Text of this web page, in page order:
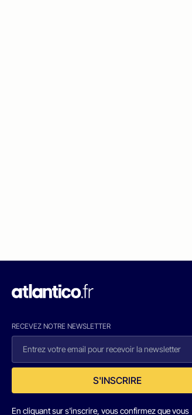
RECEVEZ NOTRE NEWSLETTER
S'INSCRIRE
En cliquant sur s'inscrire, vous confirmez que vous